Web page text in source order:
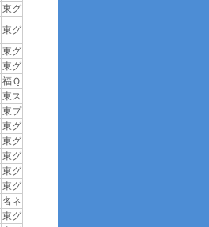
東グ
東グ
東グ
東グ
福Ｑ
東ス
東プ
東グ
東グ
東グ
東グ
東グ
名ネ
東グ